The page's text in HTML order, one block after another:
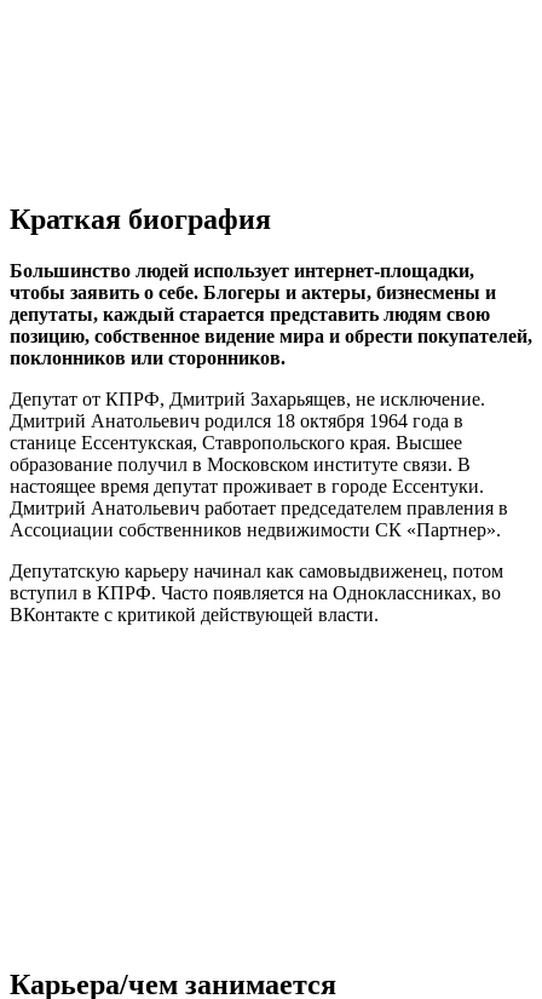
Краткая биография
Большинство людей использует интернет-площадки,
чтобы заявить о себе. Блогеры и актеры, бизнесмены и
депутаты, каждый старается представить людям свою
позицию, собственное видение мира и обрести покупателей,
поклонников или сторонников.
Депутат от КПРФ, Дмитрий Захарьящев, не исключение.
Дмитрий Анатольевич родился 18 октября 1964 года в
станице Ессентукская, Ставропольского края. Высшее
образование получил в Московском институте связи. В
настоящее время депутат проживает в городе Ессентуки.
Дмитрий Анатольевич работает председателем правления в
Ассоциации собственников недвижимости СК «Партнер».
Депутатскую карьеру начинал как самовыдвиженец, потом
вступил в КПРФ. Часто появляется на Одноклассниках, во
ВКонтакте с критикой действующей власти.
Карьера/чем занимается